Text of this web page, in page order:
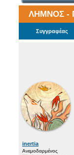
ΛΗΜΝΟΣ -
Συγγραφέας
inertia
Ανεμοδαρμένος